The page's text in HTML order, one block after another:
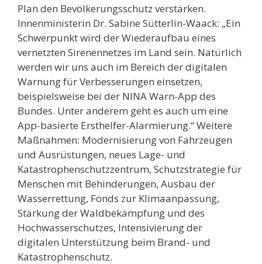
Plan den Bevölkerungsschutz verstärken.
Innenministerin Dr. Sabine Sütterlin-Waack: „Ein
Schwerpunkt wird der Wiederaufbau eines
vernetzten Sirenennetzes im Land sein. Natürlich
werden wir uns auch im Bereich der digitalen
Warnung für Verbesserungen einsetzen,
beispielsweise bei der NINA Warn-App des
Bundes. Unter anderem geht es auch um eine
App-basierte Ersthelfer-Alarmierung.“ Weitere
Maßnahmen: Modernisierung von Fahrzeugen
und Ausrüstungen, neues Lage- und
Katastrophenschutzzentrum, Schutzstrategie für
Menschen mit Behinderungen, Ausbau der
Wasserrettung, Fonds zur Klimaanpassung,
Stärkung der Waldbekämpfung und des
Hochwasserschutzes, Intensivierung der
digitalen Unterstützung beim Brand- und
Katastrophenschutz.